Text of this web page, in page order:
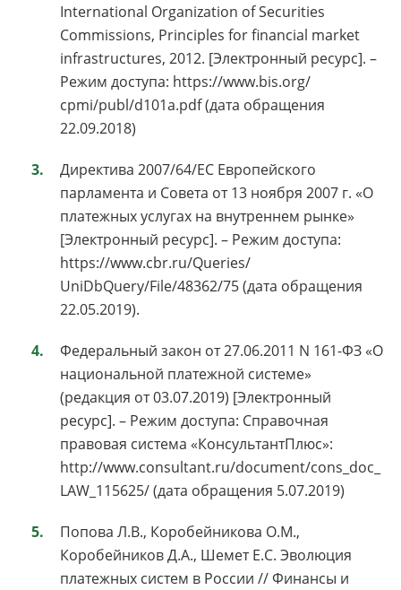
International Organization of Securities
Commissions, Principles for financial market
infrastructures, 2012. [Электронный ресурс]. –
Режим доступа: https://www.bis.org/
cpmi/publ/d101a.pdf (дата обращения
22.09.2018)
Директива 2007/64/ЕС Европейского
парламента и Совета от 13 ноября 2007 г. «О
платежных услугах на внутреннем рынке»
[Электронный ресурс]. – Режим доступа:
https://www.cbr.ru/Queries/
UniDbQuery/File/48362/75 (дата обращения
22.05.2019).
Федеральный закон от 27.06.2011 N 161-ФЗ «О
национальной платежной системе»
(редакция от 03.07.2019) [Электронный
ресурс]. – Режим доступа: Справочная
правовая система «КонсультантПлюс»:
http://www.consultant.ru/document/cons_doc_
LAW_115625/ (дата обращения 5.07.2019)
Попова Л.В., Коробейникова О.М.,
Коробейников Д.А., Шемет Е.С. Эволюция
платежных систем в России // Финансы и